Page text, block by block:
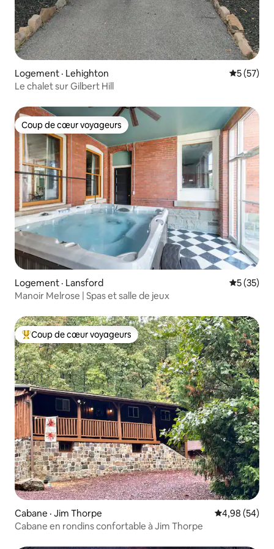
Logement · Lehighton Note
5 (57)
Le chalet sur Gilbert Hill
Coup de cœur voyageurs
Coup de cœur voyageurs
Logement · Lansford Note
5 (35)
Manoir Melrose | Spas et salle de jeux
Coup de cœur voyageurs parmi les plus aimés
Coup de cœur voyageurs
Cabane · Jim Thorpe Note
4,98 (54)
Cabane en rondins confortable à Jim Thorpe